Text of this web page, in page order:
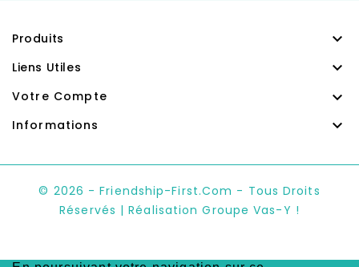
Produits 
Liens Utiles 
Votre Compte 
Informations 
© 2026 - Friendship-First.com - Tous Droits
Réservés | Réalisation Groupe Vas-Y !